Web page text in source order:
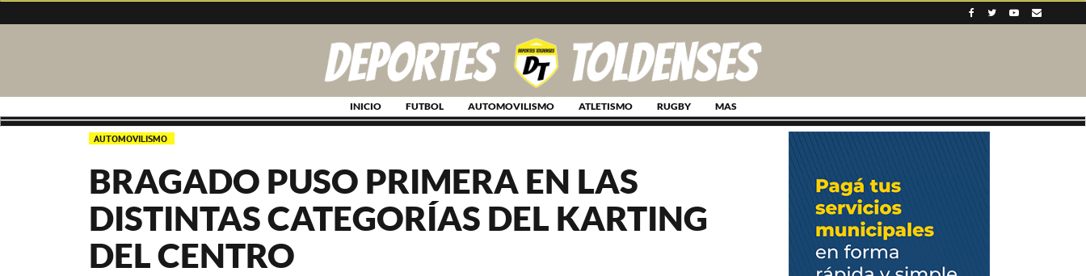
INICIO FUTBOL AUTOMOVILISMO ATLETISMO RUGBY MAS
AUTOMOVILISMO
BRAGADO PUSO PRIMERA EN LAS
DISTINTAS CATEGORÍAS DEL KARTING
DEL CENTRO